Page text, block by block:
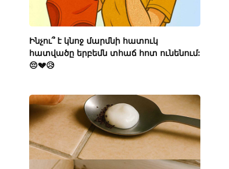
Ինչու՞ է կնոջ մարմնի հատուկ
հատվածը երբեմն տհաճ հոտ ունենում:
😔💔😥